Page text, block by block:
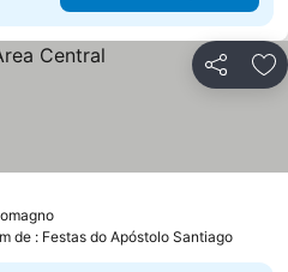
Partager
Consulter les prix
les prix
de : Festas do Apóstolo Santiago